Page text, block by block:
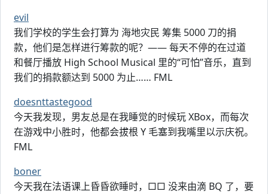
evil
我们学校的学生会打算为 海地灾民 筹集 5000 刀的捐
款，他们是怎样进行筹款的呢？—— 每天不停的在过道
和餐厅播放 High School Musical 里的“可怕”音乐，直到
我们的捐款额达到 5000 为止…… FML
doesnttastegood
今天我发现，男友总是在我睡觉的时候玩 XBox，而每次
在游戏中小胜时，他都会拔根 Y 毛塞到我嘴里以示庆祝。
FML
boner
今天我在法语课上昏昏欲睡时，□□ 没来由滴 BQ 了，要